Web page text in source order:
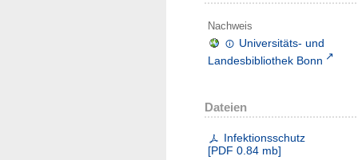
Nachweis
Universitäts- und
Landesbibliothek Bonn
Dateien
Infektionsschutz
[PDF 0.84 mb]